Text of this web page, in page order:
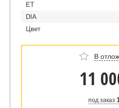
ET
DIA
Цвет
В
11
под заказ